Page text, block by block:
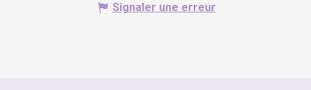
Signaler une erreur